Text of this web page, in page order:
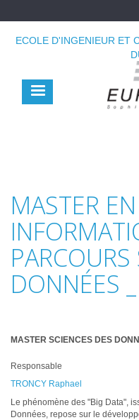
principal
ECOLE D'INGENIEUR ET
MASTER EN
DONNÉES
MASTER SCIENCES DES
Responsable
TRONCY Raphael
Le phénomène des "Big Data",
Données, repose sur le